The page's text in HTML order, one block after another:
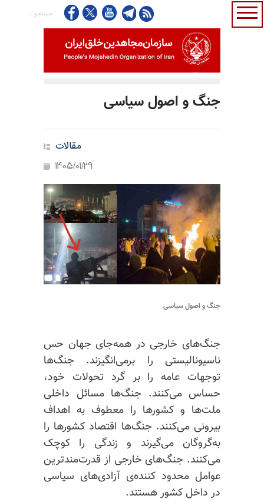
جنگ و اصول سیاسی
مقالات
1405/01/29
جنگ و اصول سیاسی
جنگ‌های خارجی در همه‌جای جهان حس
ناسیونالیستی را برمی‌انگیزند. جنگ‌ها
توجهات عامه را بر گرد تحولات خود،
حساس می‌کنند. جنگ‌ها مسائل داخلی
ملت‌ها و کشورها را معطوف به اهداف
بیرونی می‌کنند. جنگ‌ها اقتصاد کشورها را
به‌گروگان می‌گیرند و زندگی را کوچک
می‌کنند. جنگ‌های خارجی از قدرت‌مندترین
عوامل محدود کننده‌ی آزادی‌های سیاسی
در داخل کشور هستند.